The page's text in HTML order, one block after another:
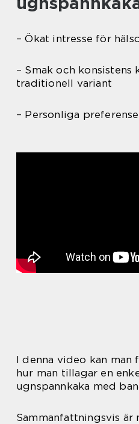
– Ökat intresse för
– Smak och konsistens
traditionell variant
– Personliga
I denna video kan
hur man tillagar en
ugnspannkaka med
Sammanfattningsvis är